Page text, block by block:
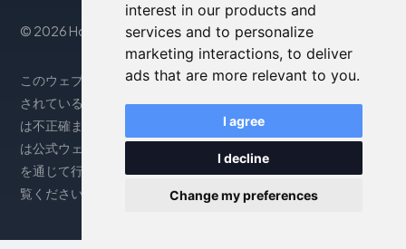
interest in our products and
services and to personalize
marketing interactions, to deliver
ads that are more relevant to you.
I agree
I decline
Change my preferences
© 2026 Housity.net
このウェブサイトは参考情報のみを提供するものであり、掲載
されている宿泊施設とは一切関係ありません。表示される情報
は不正確または古い場合がありますので、正確な情報について
は公式ウェブサイトをご参照ください。予約は提携パートナー
を通じて行われます。詳細については、法律上の注意事項をご
覧ください。